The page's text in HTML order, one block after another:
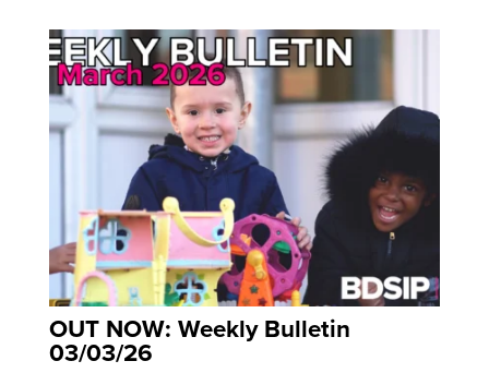
OUT NOW: Weekly Bulletin
03/03/26